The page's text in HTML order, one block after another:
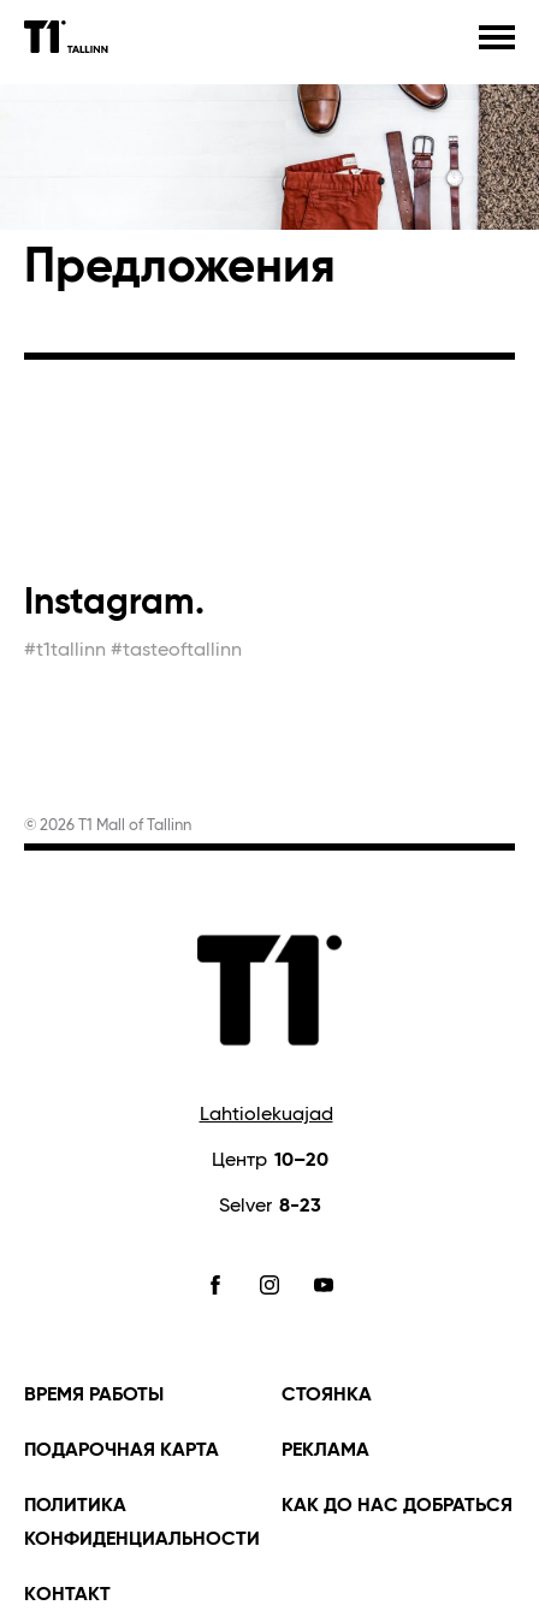
ИСКУССТВО
ЭМОЦИИ
СТОЯНКА
Предложения
Instagram.
#t1tallinn #tasteoftallinn
© 2026 T1 Mall of Tallinn
Lahtiolekuajad
Центр 10–20
Selver 8-23
FACEBOOKINSTAGRAM
ВРЕМЯ РАБОТЫ СТОЯНКА
ПОДАРОЧНАЯ КАРТА РЕКЛАМА
ПОЛИТИКА
КОНФИДЕНЦИАЛЬНОСТИ
КАК ДО НАС ДОБРАТЬСЯ
KОНТАКТ